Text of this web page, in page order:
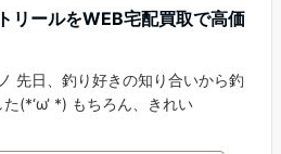
リールをWEB宅配買取で高価
先日、釣り好きの知り合いから釣
(*‘ω‘ *) もちろん、きれい